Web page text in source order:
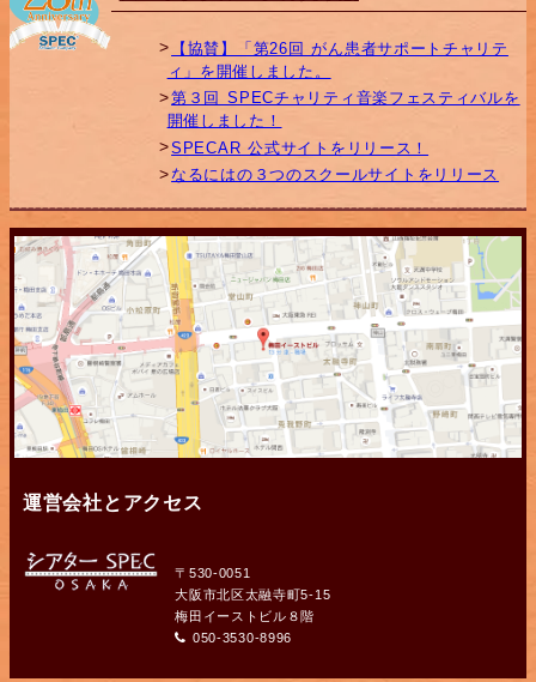
【協賛】「第26回 がん患者サポートチャリテ
ィ」を開催しました。
第３回 SPECチャリティ音楽フェスティバルを
開催しました！
SPECAR 公式サイトをリリース！
なるにはの３つのスクールサイトをリリース
運営会社とアクセス
〒530-0051
大阪市北区太融寺町5-15
梅田イーストビル８階
050-3530-8996